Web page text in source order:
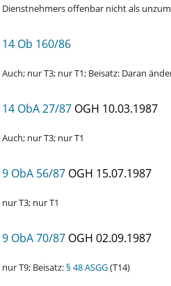
Dienstnehmers offenbar nicht als
14 Ob 160/86
Auch; nur T3; nur T1; Beisatz: Daran
14 ObA 27/87 OGH 10.03.1987
Auch; nur T3; nur T1
9 ObA 56/87 OGH 15.07.1987
nur T3; nur T1
9 ObA 70/87 OGH 02.09.1987
nur T9; Beisatz:§ 48 ASGG(T14)